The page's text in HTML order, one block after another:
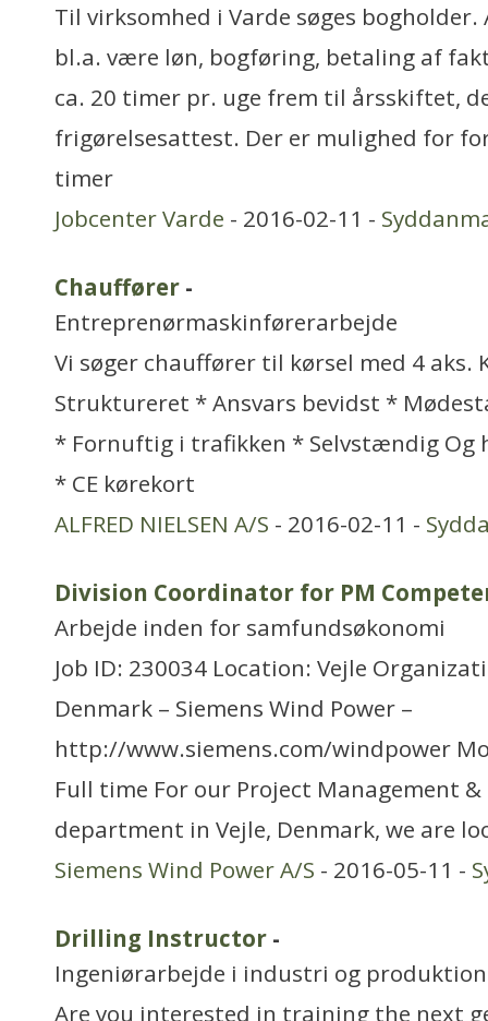
Til virksomhed i Varde søges
bl.a. være løn, bogføring, betaling af
ca. 20 timer pr. uge frem til årsskiftet,
frigørelsesattest. Der er mulighed for
timer
Jobcenter Varde - 2016-02-11 -
Chauffører -
Entreprenørmaskinførerarbejde
Vi søger chauffører til kørsel med 4 aks.
Struktureret * Ansvars bevidst *
* Fornuftig i trafikken * Selvstændig Og
* CE kørekort
ALFRED NIELSEN A/S - 2016-02-11 -
Division Coordinator for PM
Arbejde inden for samfundsøkonomi
Job ID: 230034 Location: Vejle
Denmark – Siemens Wind Power –
http://www.siemens.com/windpower
Full time For our Project Management &
department in Vejle, Denmark, we are
Siemens Wind Power A/S - 2016-05-11 -
Drilling Instructor -
Ingeniørarbejde i industri og produktion
Are you interested in training the next